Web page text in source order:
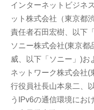
インターネットビジネ
ット株式会社（東京都
責任者石田宏樹、以下
ソニー株式会社(東京都
威、以下「ソニー」)お
ネットワーク株式会社(
行役員社長山本泉二、
うIPv6の通信環境にお